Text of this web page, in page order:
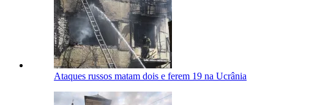
Ataques russos matam dois e ferem 19 na Ucrânia